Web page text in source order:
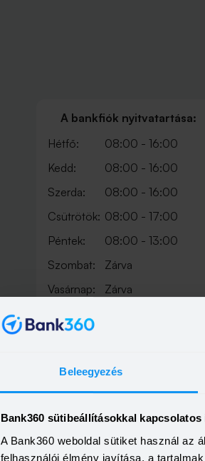
Beleegyezés
Bank360 sütibeállításokkal
A Bank360 weboldal sütiket használ az
felhasználói élmény javítása, a
A bankfiók nyitvatartása:
Hétfő:
08:00 - 16:00
Kedd:
08:00 - 16:00
Szerda:
08:00 - 16:00
Csütrötök: 08:00 - 17:00
Péntek:
08:00 - 13:00
Szombat:
Zárva
Vasárnap:
Zárva